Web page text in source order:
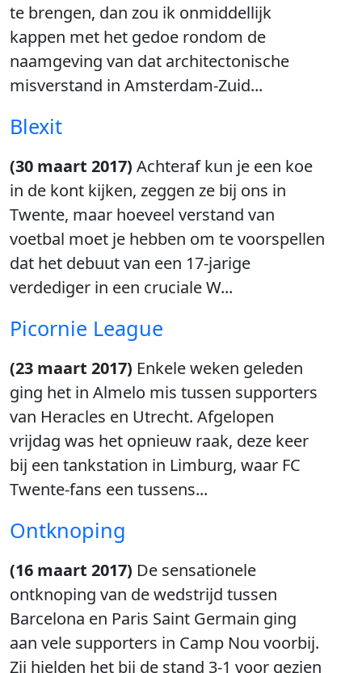
te brengen, dan zou ik onmiddellijk
kappen met het gedoe rondom de
naamgeving van dat architectonische
misverstand in Amsterdam-Zuid...
Blexit
(30 maart 2017) Achteraf kun je een koe
in de kont kijken, zeggen ze bij ons in
Twente, maar hoeveel verstand van
voetbal moet je hebben om te voorspellen
dat het debuut van een 17-jarige
verdediger in een cruciale W...
Picornie League
(23 maart 2017) Enkele weken geleden
ging het in Almelo mis tussen supporters
van Heracles en Utrecht. Afgelopen
vrijdag was het opnieuw raak, deze keer
bij een tankstation in Limburg, waar FC
Twente-fans een tussens...
Ontknoping
(16 maart 2017) De sensationele
ontknoping van de wedstrijd tussen
Barcelona en Paris Saint Germain ging
aan vele supporters in Camp Nou voorbij.
Zij hielden het bij de stand 3-1 voor gezien